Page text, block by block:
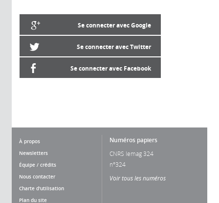
Se connecter avec Google
Se connecter avec Twitter
Se connecter avec Facebook
À propos
Newsletters
Équipe / crédits
Nous contacter
Charte d'utilisation
Plan du site
Numéros papiers
CNRS lemag 324
n°324
Voir tous les numéros